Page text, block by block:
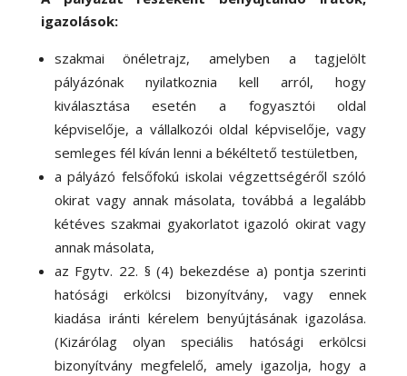
igazolások:
szakmai önéletrajz, amelyben a tagjelölt
pályázónak nyilatkoznia kell arról, hogy
kiválasztása esetén a fogyasztói oldal
képviselője, a vállalkozói oldal képviselője, vagy
semleges fél kíván lenni a békéltető testületben,
a pályázó felsőfokú iskolai végzettségéről szóló
okirat vagy annak másolata, továbbá a legalább
kétéves szakmai gyakorlatot igazoló okirat vagy
annak másolata,
az Fgytv. 22. § (4) bekezdése a) pontja szerinti
hatósági erkölcsi bizonyítvány, vagy ennek
kiadása iránti kérelem benyújtásának igazolása.
(Kizárólag olyan speciális hatósági erkölcsi
bizonyítvány megfelelő, amely igazolja, hogy a